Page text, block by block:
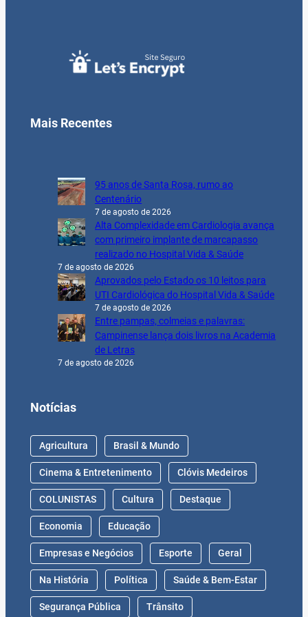
Mais Recentes
95 anos de Santa Rosa, rumo ao
Centenário
7 de agosto de 2026
Alta Complexidade em Cardiologia avança
com primeiro implante de marcapasso
realizado no Hospital Vida & Saúde
7 de agosto de 2026
Aprovados pelo Estado os 10 leitos para
UTI Cardiológica do Hospital Vida & Saúde
7 de agosto de 2026
Entre pampas, colmeias e palavras:
Campinense lança dois livros na Academia
de Letras
7 de agosto de 2026
Notícias
Agricultura Brasil & Mundo
Cinema & Entretenimento Clóvis Medeiros
COLUNISTAS Cultura Destaque
Economia Educação
Empresas e Negócios Esporte Geral
Na História Política Saúde & Bem-Estar
Segurança Pública Trânsito